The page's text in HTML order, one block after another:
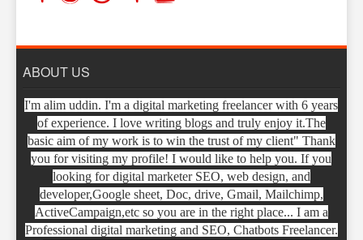
ABOUT US
I'm alim uddin. I'm a digital marketing freelancer with 6 years
of experience. I love writing blogs and truly enjoy it.The
basic aim of my work is to win the trust of my client" Thank
you for visiting my profile! I would like to help you. If you
looking for digital marketer SEO, web design, and
developer,Google sheet, Doc, drive, Gmail, Mailchimp,
ActiveCampaign,etc so you are in the right place... I am a
Professional digital marketing and SEO, Chatbots Freelancer.